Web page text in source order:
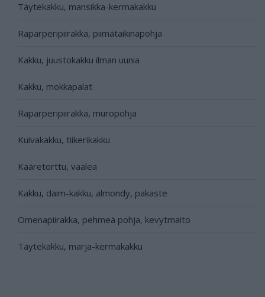
Täytekakku, mansikka-kermakakku
Raparperipiirakka, piimätaikinapohja
Kakku, juustokakku ilman uunia
Kakku, mokkapalat
Raparperipiirakka, muropohja
Kuivakakku, tiikerikakku
Kääretorttu, vaalea
Kakku, daim-kakku, almondy, pakaste
Omenapiirakka, pehmeä pohja, kevytmaito
Täytekakku, marja-kermakakku